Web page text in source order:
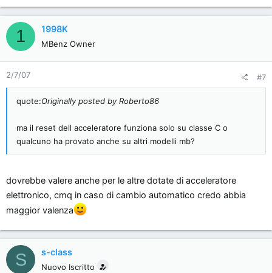
1 1998K
MBenz Owner
2/7/07 #7
quote:Originally posted by Roberto86
ma il reset dell acceleratore funziona solo su classe C o
qualcuno ha provato anche su altri modelli mb?
dovrebbe valere anche per le altre dotate di acceleratore
elettronico, cmq in caso di cambio automatico credo abbia
maggior valenza
S s-class
Nuovo Iscritto